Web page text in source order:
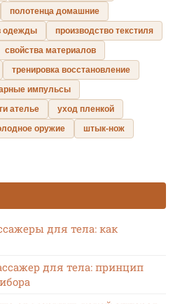
полотенца домашние
одежды
производство текстиля
свойства материалов
тренировка восстановление
импульсы
ателье
уход пленкой
оружие
штык-нож
для тела: как
для тела: принцип